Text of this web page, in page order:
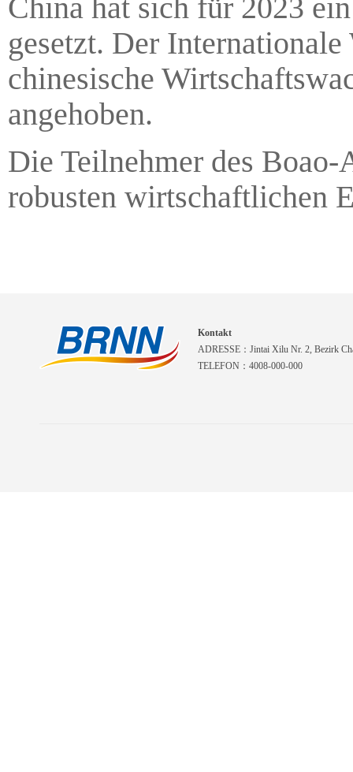
China hat sich für 2023
gesetzt. Der
chinesische
angehoben.
Die Teilnehmer des
robusten wirtschaftlichen
Kontakt
ADRESSE：Jintai Xilu Nr. 2, Bezirk
TELEFON：4008-000-000